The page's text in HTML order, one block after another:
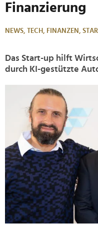
Finanzierung
NEWS, TECH, FINANZEN,
Das Start-up hilft
durch KI-gestützte